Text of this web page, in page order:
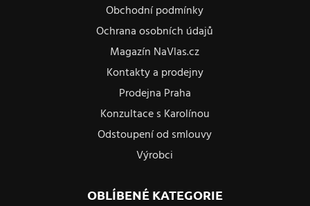
Obchodní podmínky
Ochrana osobních údajů
Magazín NaVlas.cz
Kontakty a prodejny
Prodejna Praha
Konzultace s Karolínou
Odstoupení od smlouvy
Výrobci
OBLÍBENÉ KATEGORIE